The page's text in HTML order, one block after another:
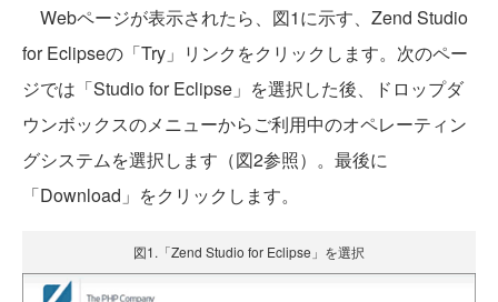
Webページが表示されたら、図1に示す、Zend Studio
for Eclipseの「Try」リンクをクリックします。次のペー
ジでは「Studio for Eclipse」を選択した後、ドロップダ
ウンボックスのメニューからご利用中のオペレーティン
グシステムを選択します（図2参照）。最後に
「Download」をクリックします。
図1.「Zend Studio for Eclipse」を選択